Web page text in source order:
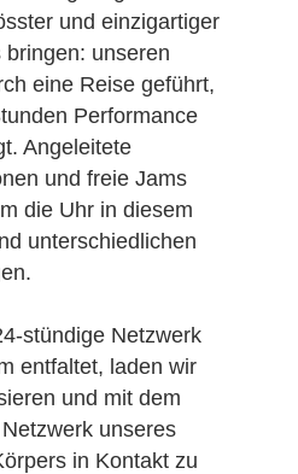
und einzigartiger
unseren
eine Reise geführt,
Performance
Angeleitete
und freie Jams
die Uhr in diesem
unterschiedlichen
stündige Netzwerk
entfaltet, laden wir
und mit dem
unseres
in Kontakt zu